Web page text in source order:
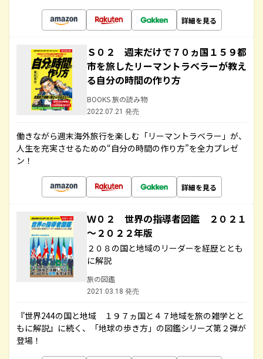
詳細を見る
Ｓ０２ 週末だけで７０ヵ国１５９都
市を旅したリーマントラベラーが教え
る自分の時間の作り方
BOOKS 旅の読み物
2022.07.21 発売
働きながら週末海外旅行を楽しむ「リーマントラベラー」が、
人生を充実させるための“自分の時間の作り方”を全力プレゼ
ン！
詳細を見る
Ｗ０２ 世界の指導者図鑑 ２０２１
～２０２２年版
２０８の国と地域のリーダーを経歴ととも
に解説
旅の図鑑
2021.03.18 発売
『世界244の国と地域 １９７ヵ国と４７地域を旅の雑学とと
もに解説』に続く、「地球の歩き方」の図鑑シリーズ第２弾が
登場！